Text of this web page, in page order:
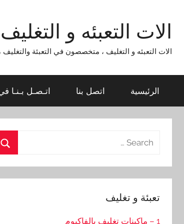
contentالات التعبئه و التغليف
الات التعبئه و التغليف ، متخصصون في التعبئة والتغليف ، محتوي جبد لماكينات
الرئيسية اتصل بنا اتـصـل بـنـا
Search
تعبئة و تغليف
1 – ماكينات تغليف بالفاكيوم